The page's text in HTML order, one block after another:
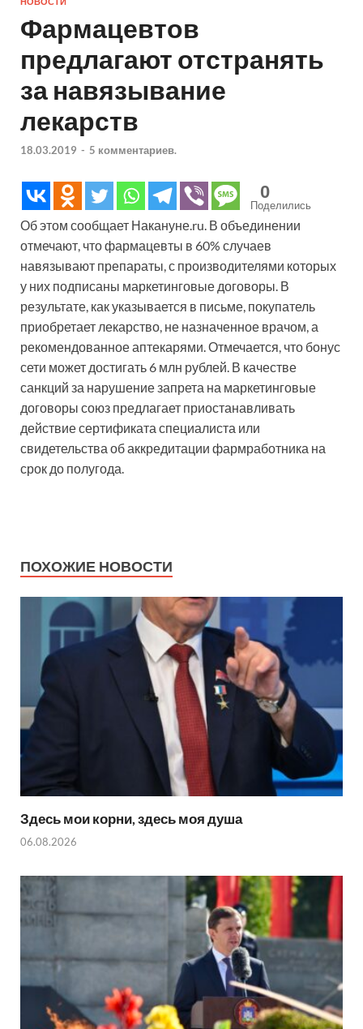
Фармацевтов
предлагают отстранять
за навязывание
лекарств
18.03.2019 - 5 комментариев.
0
Поделились
Об этом сообщает Накануне.ru. В объединении
отмечают, что фармацевты в 60% случаев
навязывают препараты, с производителями которых
у них подписаны маркетинговые договоры. В
результате, как указывается в письме, покупатель
приобретает лекарство, не назначенное врачом, а
рекомендованное аптекарями. Отмечается, что бонус
сети может достигать 6 млн рублей. В качестве
санкций за нарушение запрета на маркетинговые
договоры союз предлагает приостанавливать
действие сертификата специалиста или
свидетельства об аккредитации фармработника на
срок до полугода.
ПОХОЖИЕ НОВОСТИ
Здесь мои корни, здесь моя душа
06.08.2026